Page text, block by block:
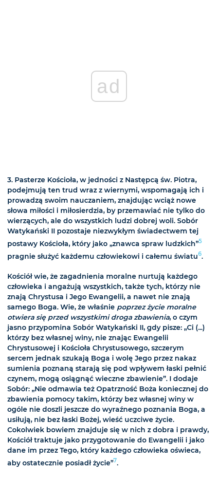
ad
3. Pasterze Kościoła, w jedności z Następcą św. Piotra,
podejmują ten trud wraz z wiernymi, wspomagają ich i
prowadzą swoim nauczaniem, znajdując wciąż nowe
słowa miłości i miłosierdzia, by przemawiać nie tylko do
wierzących, ale do wszystkich ludzi dobrej woli. Sobór
Watykański II pozostaje niezwykłym świadectwem tej
postawy Kościoła, który jako „znawca spraw ludzkich”5
pragnie służyć każdemu człowiekowi i całemu światu6.
Kościół wie, że zagadnienia moralne nurtują każdego
człowieka i angażują wszystkich, także tych, którzy nie
znają Chrystusa i Jego Ewangelii, a nawet nie znają
samego Boga. Wie, że właśnie poprzez życie moralne
otwiera się przed wszystkimi droga zbawienia, o czym
jasno przypomina Sobór Watykański II, gdy pisze: „Ci (...)
którzy bez własnej winy, nie znając Ewangelii
Chrystusowej i Kościoła Chrystusowego, szczerym
sercem jednak szukają Boga i wolę Jego przez nakaz
sumienia poznaną starają się pod wpływem łaski pełnić
czynem, mogą osiągnąć wieczne zbawienie”. I dodaje
Sobór: „Nie odmawia też Opatrzność Boża koniecznej do
zbawienia pomocy takim, którzy bez własnej winy w
ogóle nie doszli jeszcze do wyraźnego poznania Boga, a
usiłują, nie bez łaski Bożej, wieść uczciwe życie.
Cokolwiek bowiem znajduje się w nich z dobra i prawdy,
Kościół traktuje jako przygotowanie do Ewangelii i jako
dane im przez Tego, który każdego człowieka oświeca,
aby ostatecznie posiadł życie”7.